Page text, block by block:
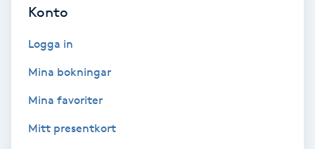
Konto
Logga in
Mina bokningar
Mina favoriter
Mitt presentkort